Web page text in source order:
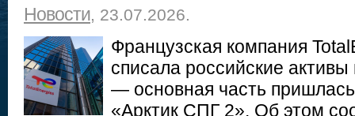
Новости, 23.07.2026.
Французская компания
списала российские
— основная часть
«Арктик СПГ 2». Об этом